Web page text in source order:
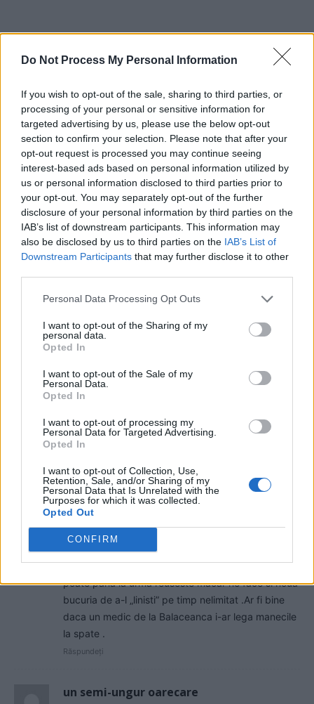
Do Not Process My Personal Information
If you wish to opt-out of the sale, sharing to third parties, or
processing of your personal or sensitive information for
targeted advertising by us, please use the below opt-out
section to confirm your selection. Please note that after your
opt-out request is processed you may continue seeing
interest-based ads based on personal information utilized by
us or personal information disclosed to third parties prior to
your opt-out. You may separately opt-out of the further
disclosure of your personal information by third parties on the
IAB’s list of downstream participants. This information may
also be disclosed by us to third parties on the IAB’s List of
Downstream Participants that may further disclose it to other
Personal Data Processing Opt Outs
I want to opt-out of the Sharing of my
personal data.
Opted In
I want to opt-out of the Sale of my
Personal Data.
Opted In
I want to opt-out of processing my
Personal Data for Targeted Advertising.
Opted In
I want to opt-out of Collection, Use,
Retention, Sale, and/or Sharing of my
Personal Data that Is Unrelated with the
Purposes for which it was collected.
Opted Out
CONFIRM
Arthur sâmbătă, 2 februarie 2019 La 20.29
Unde sa-i trimit un Cec la motociclistul asta, $100
pentru fiecare KO… Si, bineinteles oricui care ii rupe
mutra aia imputzita de borfash PSD. Sa puna toata
lumea mana de la mana, sa fie si Gadea in ring,
vedeal-as cu bot de hipopotam, umflat de pumni…
Răspundeți
Arthur sâmbătă, 2 februarie 2019 La 20.33
Deci MU13 Mircica! Oricum, motociclistul s-a grabit.
kktul din Mircica…
Răspundeți
Mama lu' mircea,lasati copchilul sa faca
sport!
i-a dat de la julit.Totusi,parca ma-sa il batea mai
bine ca motociclistul.
Dumitru Copilus
duminică, 3 februarie 2019 La 0.48
Domnu Oreste , Tedy a incercat sa faca un lucru
bun . A gandit ca poate ii vine mintea la cap .Daca
nu a reusit lasati familia sa mai incerce o data ca
poate pana la urma reuseste macar ne face si noua
bucuria de a-l „linisti” pe timp nelimitat .Ar fi bine
daca un medic de la Balaceanca i-ar lega manecile
la spate .
Răspundeți
un semi-ungur oarecare